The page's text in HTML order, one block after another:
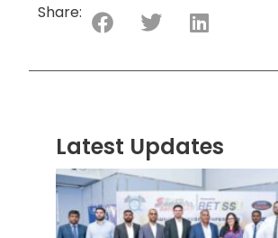
Share:
Latest Updates